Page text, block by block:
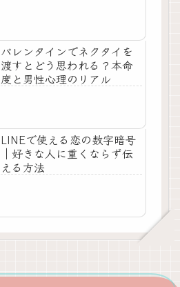
バレンタインでネクタイを
渡すとどう思われる？本命
度と男性心理のリアル
LINEで使える恋の数字暗号
｜好きな人に重くならず伝
える方法